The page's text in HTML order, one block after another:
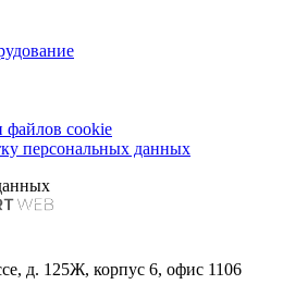
файлов cookie
персональных данных
д. 125Ж, корпус 6, офис 1106